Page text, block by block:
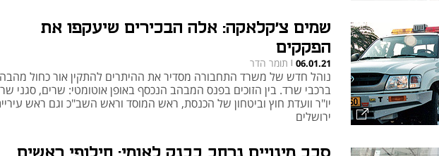
שמים צ'קלאקה: אלה הבכירים שיעקפו את
הפקקים
06.01.21
| תומר הדר
נוהל חדש של משרד התחבורה מסדיר את ההיתרים להתקין אור כחול
ברכבי שרד. בין הזוכים בפנס המבהב הנכסף באופן אוטומטי: שרים, סגני
יו"ר וועדת חוץ וביטחון של הכנסת, ראש המוסד וראש השב"כ וגם ראש
ירושלים